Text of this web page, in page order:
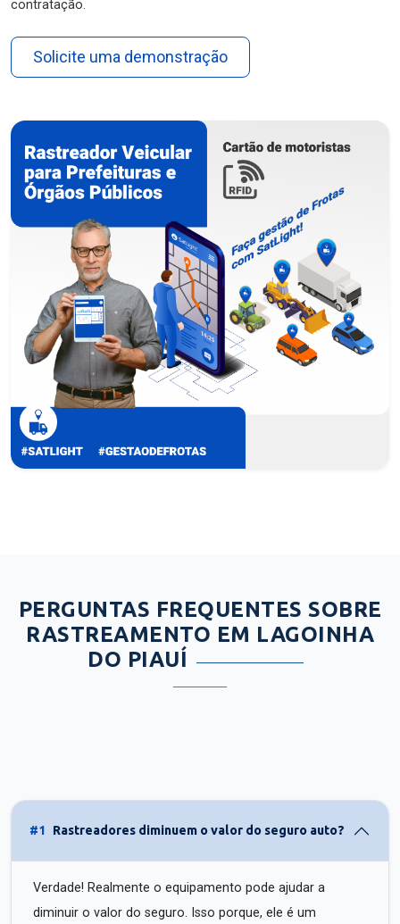
contratação.
Solicite uma demonstração
PERGUNTAS FREQUENTES SOBRE
RASTREAMENTO EM LAGOINHA
DO PIAUÍ
#1 Rastreadores diminuem o valor do seguro auto?
Verdade! Realmente o equipamento pode ajudar a
diminuir o valor do seguro. Isso porque, ele é um